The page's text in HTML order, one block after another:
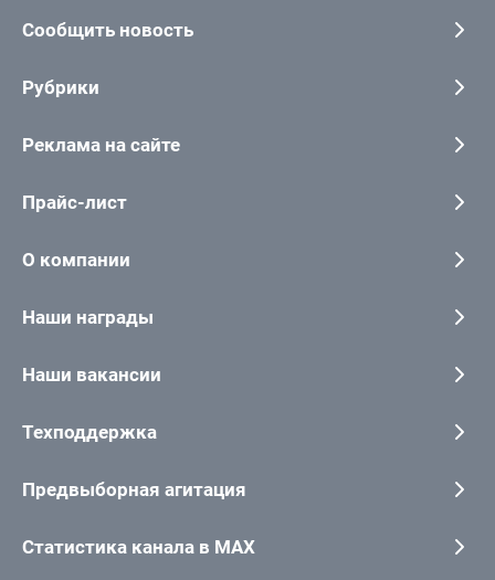
Сообщить новость
Рубрики
Реклама на сайте
Прайс-лист
О компании
Наши награды
Наши вакансии
Техподдержка
Предвыборная агитация
Статистика канала в MAX